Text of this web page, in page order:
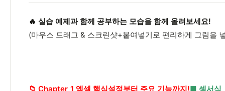
🔥 실습 예제과 함께 공부하는 모습을 함께 올려보세요!
(마우스 드래그 & 스크린샷+붙여넣기로 편리하게 그림을
📁 Chapter_1 엑셀 핵심설정부터 주요 기능까지!■ 셀서식